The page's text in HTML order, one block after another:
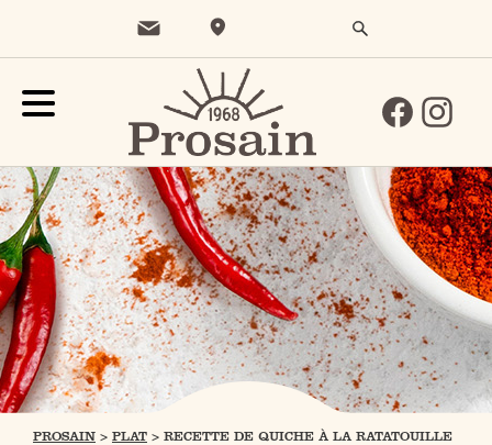
PROSAIN > PLAT > RECETTE DE QUICHE À LA RATATOUILLE